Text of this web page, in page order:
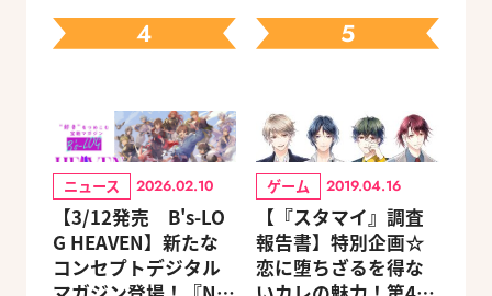
ェック
4
ニュース 2026.02.10
【3/12発売 B's-LO
G HEAVEN】新たな
コンセプトデジタル
5
ゲーム 2019.04.16
【『スタマイ』調査
報告書】特別企画☆
恋に堕ちざるを得な